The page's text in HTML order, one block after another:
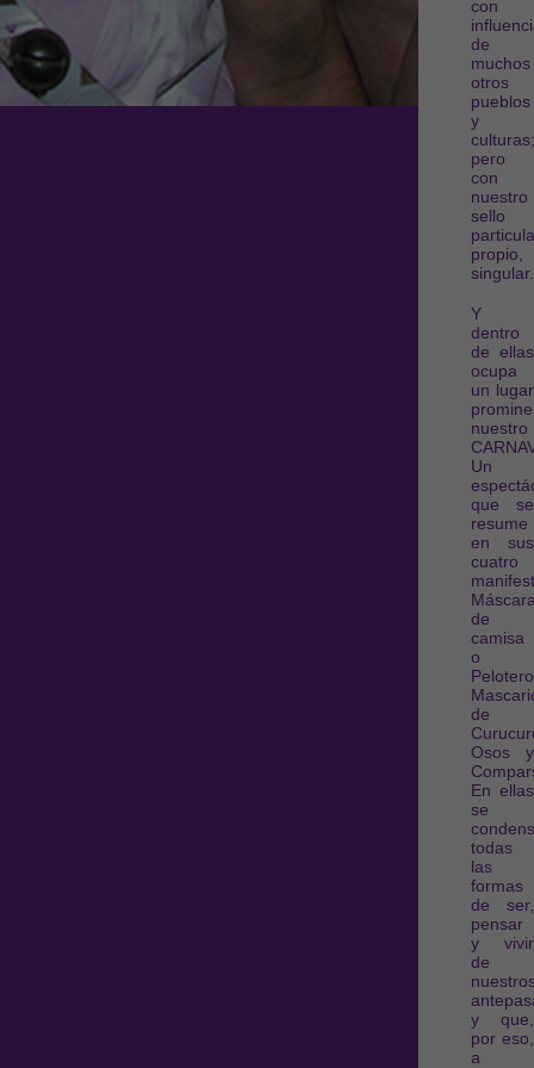
con
de
muchos
otros
pueblos
y
culturas;
pero
con
nuestro
sello
propio,
singular.
Y
dentro
de ellas
ocupa
un lugar
nuestro
Un
que se
resume
en sus
cuatro
de
camisa
o
de
Osos y
En ellas
se
todas
las
formas
de ser,
pensar
y vivir
de
y que,
por eso,
a